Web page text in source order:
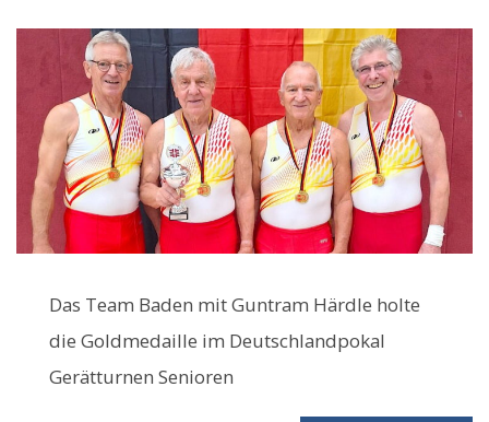
Das Team Baden mit Guntram Härdle holte
die Goldmedaille im Deutschlandpokal
Gerätturnen Senioren